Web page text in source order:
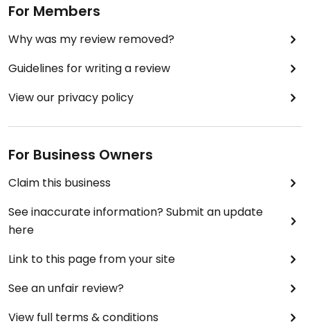
For Members
Why was my review removed?
Guidelines for writing a review
View our privacy policy
For Business Owners
Claim this business
See inaccurate information? Submit an update
here
Link to this page from your site
See an unfair review?
View full terms & conditions